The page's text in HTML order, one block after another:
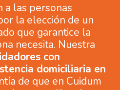
a las personas
la elección de un
que garantice la
necesita. Nuestra
con
domiciliaria en
de que en Cuidum